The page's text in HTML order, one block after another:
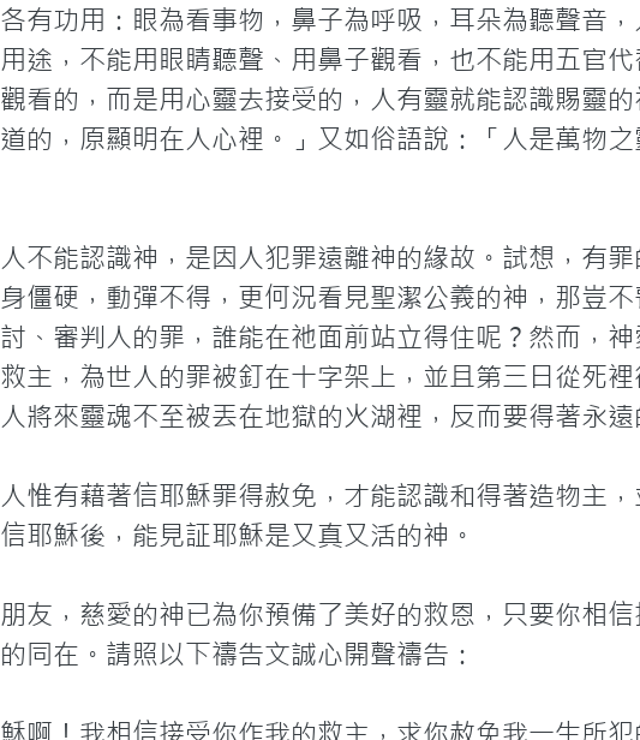
有功用：眼為看事物，鼻子為呼吸，耳朵為聽聲音
途，不能用眼睛聽聲、用鼻子觀看，也不能用五官
看的，而是用心靈去接受的，人有靈就能認識賜靈
的，原顯明在人心裡。」又如俗語說：「人是萬物
不能認識神，是因人犯罪遠離神的緣故。試想，有
僵硬，動彈不得，更何況看見聖潔公義的神，那豈
、審判人的罪，誰能在祂面前站立得住呢？然而，
主，為世人的罪被釘在十字架上，並且第三日從死
將來靈魂不至被丟在地獄的火湖裡，反而要得著永
惟有藉著信耶穌罪得赦免，才能認識和得著造物主
耶穌後，能見証耶穌是又真又活的神。
友，慈愛的神已為你預備了美好的救恩，只要你相
同在。請照以下禱告文誠心開聲禱告：